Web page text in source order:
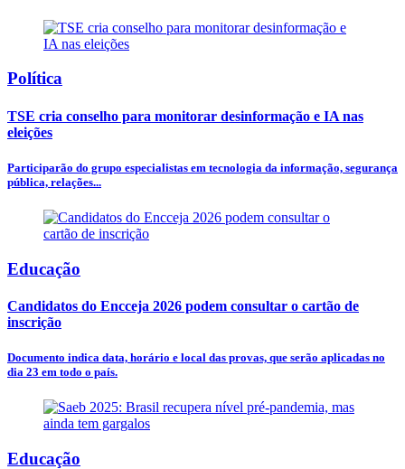
Política
TSE cria conselho para monitorar desinformação e IA nas
eleições
Participarão do grupo especialistas em tecnologia da informação, segurança
pública, relações...
Educação
Candidatos do Encceja 2026 podem consultar o cartão de
inscrição
Documento indica data, horário e local das provas, que serão aplicadas no
dia 23 em todo o país.
Educação